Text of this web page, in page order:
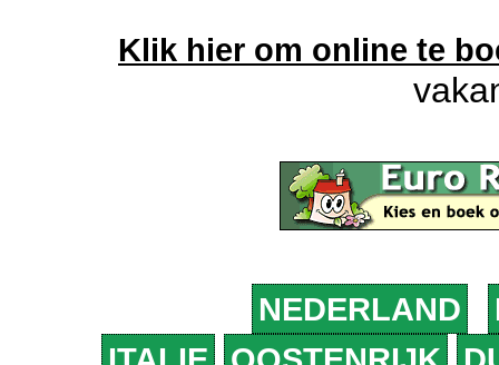
Klik hier om online te
NEDERLAND